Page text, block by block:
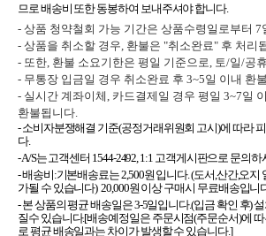
므로 배송비 또한 동봉하여 보내주셔야 합니다.
- 상품 청약철회 가능 기간은 상품수령일로부터 7
- 상품을 취소할 경우, 환불은 "취소완료" 후 처리
- 또한, 환불 소요기한은 평일 기준으로, 토/일/공
- 무통장 입금일 경우 취소완료 후 3~5일 이내 환
- 실시간 계좌이체, 카드결제일 경우 평일 3~7일
환불됩니다.
- 소비자분쟁해결 기준(공정거래위원회 고시)에 따라
다.
- A/S는 고객센터 1544-2492, 1:1 고객게시판으로 문의
- 배송비:기본배송료는 2,500원 입니다. (도서,산간,오
가될 수 있습니다) 20,000원 이상 구매시 무료배송입니
- 본 상품의 평균 배송일은 3-5일입니다.(입금 확인 후)
질수 있습니다.[배송예정일은 주문시점(주문순서)에
로 평균 배송일과는 차이가 발생할 수 있습니다.]